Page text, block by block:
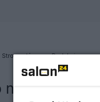
Strona główna Redakcja